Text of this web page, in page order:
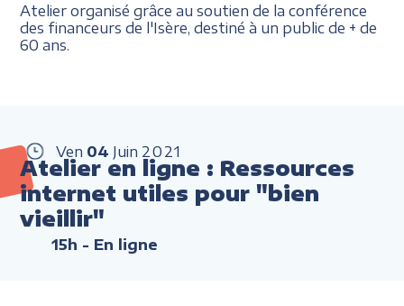
Atelier organisé grâce au soutien de la conférence
des financeurs de l'Isère, destiné à un public de + de
60 ans.
Ven 04 Juin 2021
Atelier en ligne : Ressources
internet utiles pour "bien
vieillir"
15h - En ligne